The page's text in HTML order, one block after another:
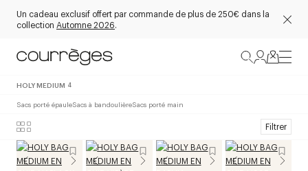
Un cadeau exclusif offert par commande de plus de 250€ dans la
collection Automne 2026.
HOLY MEDIUM 4
Sacs porté épauleSacs à bandoulièreSacs porté main
Filtrer